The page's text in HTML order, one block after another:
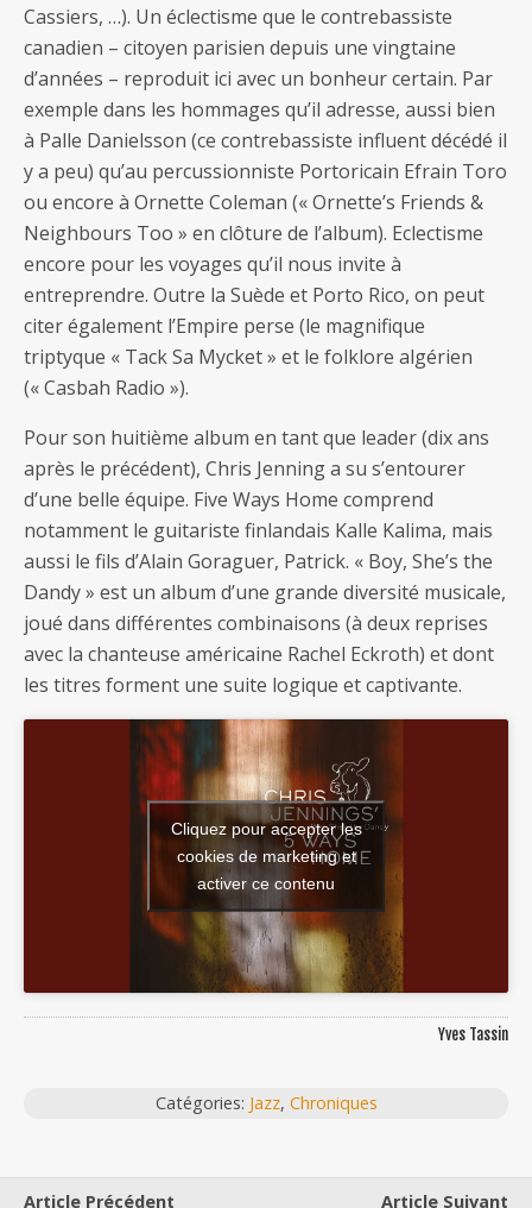
Cassiers, …). Un éclectisme que le contrebassiste
canadien – citoyen parisien depuis une vingtaine
d’années – reproduit ici avec un bonheur certain. Par
exemple dans les hommages qu’il adresse, aussi bien
à Palle Danielsson (ce contrebassiste influent décédé il
y a peu) qu’au percussionniste Portoricain Efrain Toro
ou encore à Ornette Coleman (« Ornette’s Friends &
Neighbours Too » en clôture de l’album). Eclectisme
encore pour les voyages qu’il nous invite à
entreprendre. Outre la Suède et Porto Rico, on peut
citer également l’Empire perse (le magnifique
triptyque « Tack Sa Mycket » et le folklore algérien
(« Casbah Radio »).
Pour son huitième album en tant que leader (dix ans
après le précédent), Chris Jenning a su s’entourer
d’une belle équipe. Five Ways Home comprend
notamment le guitariste finlandais Kalle Kalima, mais
aussi le fils d’Alain Goraguer, Patrick. « Boy, She’s the
Dandy » est un album d’une grande diversité musicale,
joué dans différentes combinaisons (à deux reprises
avec la chanteuse américaine Rachel Eckroth) et dont
les titres forment une suite logique et captivante.
Cliquez pour accepter les
cookies de marketing et
activer ce contenu
Yves Tassin
Catégories: Jazz, Chroniques
Article Précédent
Article Suivant